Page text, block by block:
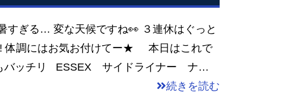
すぎる… 変な天候ですね👀 ３連休はぐっと
体調にはお気お付けてー★ 本日はこれで
バッチリ ESSEX サイドライナー ナ…
続きを読む